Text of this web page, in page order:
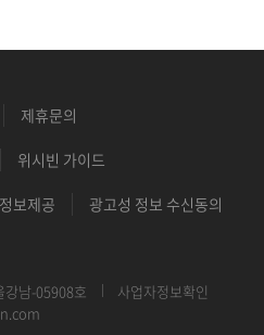
제휴문의
위시빈 가이드
보제공 광고성 정보 수신동의
강남-05908호
사업자정보확인